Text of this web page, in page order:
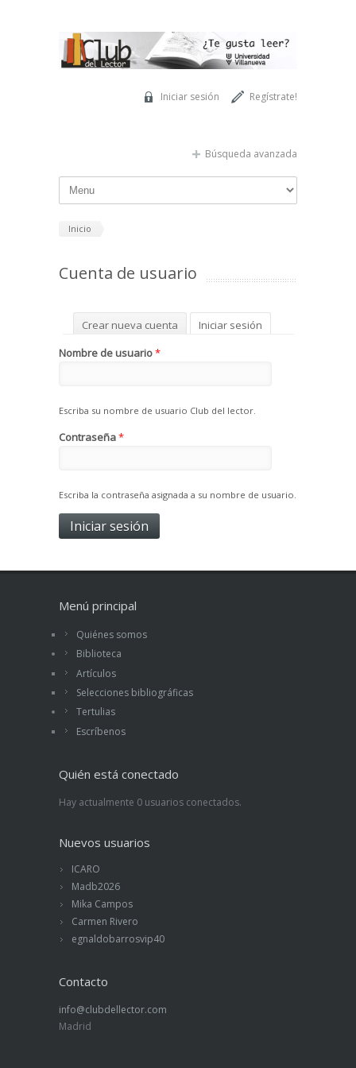
Regístrate!
Iniciar sesión
Búsqueda avanzada
Inicio
Cuenta de usuario
Solapas principales
Crear nueva cuenta Iniciar sesión
Solicitar una nueva contraseña
Nombre de usuario*
Escriba su nombre de usuario Club del lector.
Contraseña*
Escriba la contraseña asignada a su nombre de usuario.
Menú principal
Quiénes somos
Biblioteca
Artículos
Selecciones bibliográficas
Tertulias
Escríbenos
Quién está conectado
Hay actualmente 0 usuarios conectados.
Nuevos usuarios
ICARO
Madb2026
Mika Campos
Carmen Rivero
egnaldobarrosvip40
Contacto
info@clubdellector.com
Madrid